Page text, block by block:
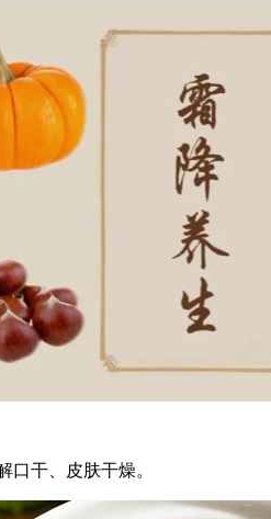
干、皮肤干燥。